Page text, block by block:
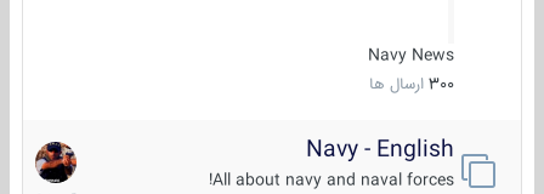
Navy News
300 ارسال ها
Navy - English
All about navy and naval forces!
22
آبان